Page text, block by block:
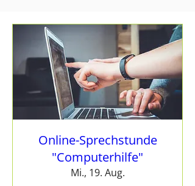
Online-Sprechstunde
"Computerhilfe"
Mi., 19. Aug.